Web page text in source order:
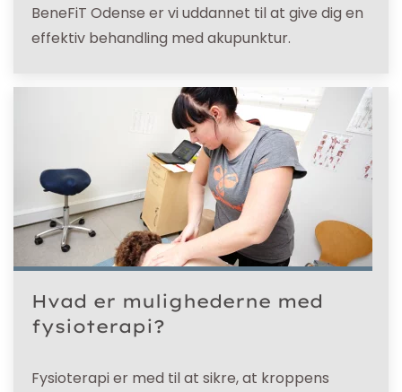
BeneFiT Odense er vi uddannet til at give dig en
effektiv behandling med akupunktur.
Hvad er mulighederne med
fysioterapi?
Fysioterapi er med til at sikre, at kroppens